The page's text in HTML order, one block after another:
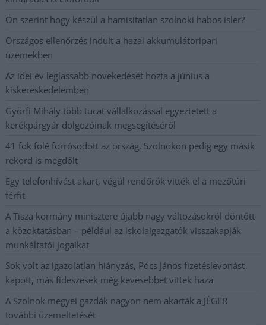
Ön szerint hogy készül a hamisítatlan szolnoki habos isler?
Országos ellenőrzés indult a hazai akkumulátoripari
üzemekben
Az idei év leglassabb növekedését hozta a június a
kiskereskedelemben
Györfi Mihály több tucat vállalkozással egyeztetett a
kerékpárgyár dolgozóinak megsegítéséről
41 fok fölé forrósodott az ország, Szolnokon pedig egy másik
rekord is megdőlt
Egy telefonhívást akart, végül rendőrök vitték el a mezőtúri
férfit
A Tisza kormány minisztere újabb nagy változásokról döntött
a közoktatásban – például az iskolaigazgatók visszakapják
munkáltatói jogaikat
Sok volt az igazolatlan hiányzás, Pócs János fizetéslevonást
kapott, más fideszesek még kevesebbet vittek haza
A Szolnok megyei gazdák nagyon nem akarták a JÉGER
további üzemeltetését